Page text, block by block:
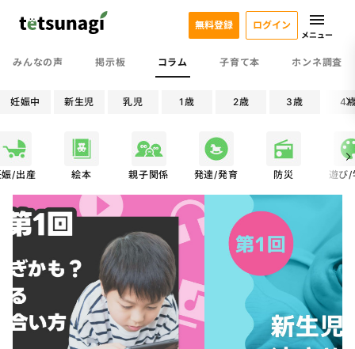
みんなの声 掲示板 コラム 子育て本 ホンネ調査
無料登録 ログイン
メニュー
妊娠中 新生児 乳児 1歳 2歳 3歳 4
娠/出産 絵本 親子関係 発達/発育 防災 遊び/